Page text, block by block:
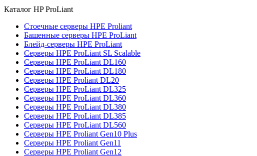
Каталог HP ProLiant
Стоечные серверы HPE Proliant
Башенные серверы HPE ProLiant
Блейд-серверы HPE ProLiant
Серверы HPE ProLiant SL Scalable
Серверы HPE ProLiant DL160
Серверы HPE ProLiant DL180
Серверы HPE Proliant DL20
Серверы HPE ProLiant DL325
Серверы HPE ProLiant DL360
Серверы HPE ProLiant DL380
Серверы HPE ProLiant DL385
Серверы HPE ProLiant DL560
Серверы HPE Proliant Gen10 Plus
Серверы HPE Proliant Gen11
Серверы HPE Proliant Gen12